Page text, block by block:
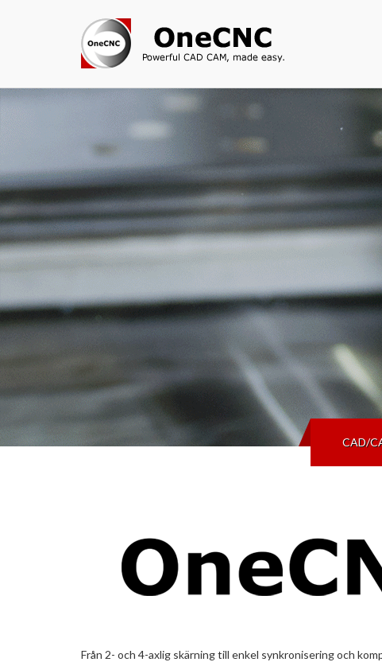
CAD/
Från 2- och 4-axlig skärning till enkel synkronisering och